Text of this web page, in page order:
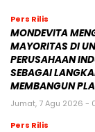
Pers Rilis
MONDEVITA
MAYORITAS DI
PERUSAHAAN
SEBAGAI
MEMBANGUN
Jumat, 7 Agu 2026 -
Pers Rilis